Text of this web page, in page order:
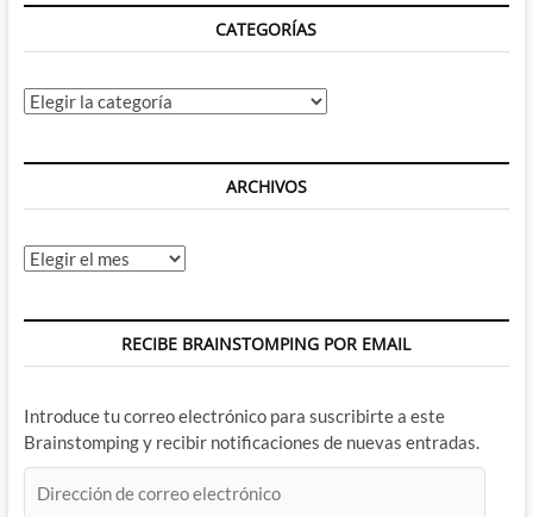
CATEGORÍAS
Categorías
ARCHIVOS
Archivos
RECIBE BRAINSTOMPING POR EMAIL
Introduce tu correo electrónico para suscribirte a este
Brainstomping y recibir notificaciones de nuevas entradas.
de